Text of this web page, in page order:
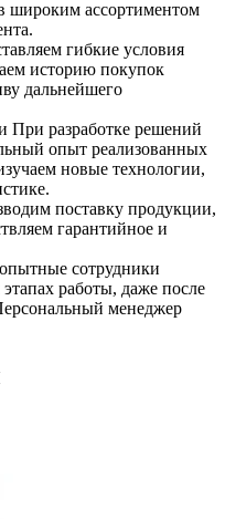
широким ассортиментом
гибкие условия
историю покупок
дальнейшего
При разработке решений
опыт реализованных
новые технологии,
поставку продукции,
гарантийное и
сотрудники
работы, даже после
менеджер